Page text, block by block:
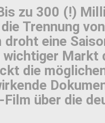
zu 300 (!)
Trennung
eine
Markt
die
über die